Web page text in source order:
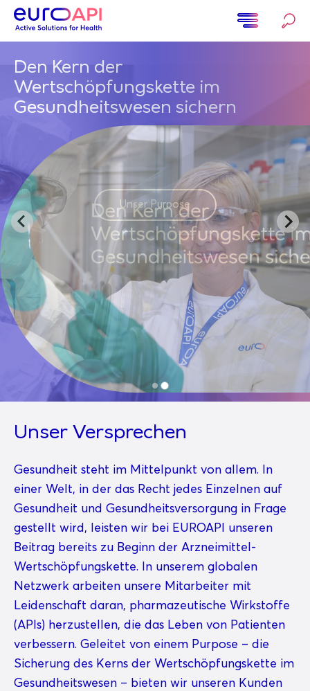
Inhalt
Home
Unser Purpose
Den Kern der
Wertschöpfungskette im
Gesundheitswesen sichern
Unser Versprechen
Gesundheit steht im Mittelpunkt von allem. In
einer Welt, in der das Recht jedes Einzelnen auf
Gesundheit und Gesundheitsversorgung in Frage
gestellt wird, leisten wir bei EUROAPI unseren
Beitrag bereits zu Beginn der Arzneimittel-
Wertschöpfungskette. In unserem globalen
Netzwerk arbeiten unsere Mitarbeiter mit
Leidenschaft daran, pharmazeutische Wirkstoffe
(APIs) herzustellen, die das Leben von Patienten
verbessern. Geleitet von einem Purpose – die
Sicherung des Kerns der Wertschöpfungskette im
Gesundheitswesen – bieten wir unseren Kunden